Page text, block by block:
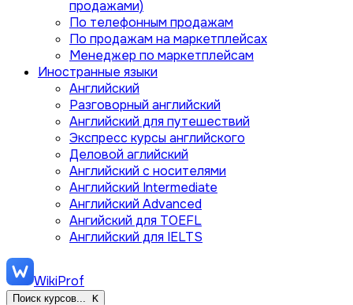
продажами)
По телефонным продажам
По продажам на маркетплейсах
Менеджер по маркетплейсам
Иностранные языки
Английский
Разговорный английский
Английский для путешествий
Экспресс курсы английского
Деловой аглийский
Английский с носителями
Английский Intermediate
Английский Advanced
Ангийский для TOEFL
Английский для IELTS
WikiProf
Поиск курсов... K